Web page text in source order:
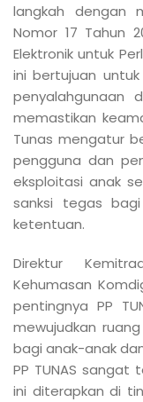
langkah dengan
Nomor 17 Tahun
Elektronik untuk
ini bertujuan
penyalahgunaan
memastikan
Tunas mengatur
pengguna dan
eksploitasi anak
sanksi tegas
ketentuan.
Direktur
Kehumasan
pentingnya PP
mewujudkan
bagi anak-anak
PP TUNAS
ini diterapkan di